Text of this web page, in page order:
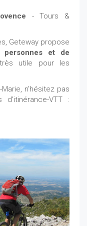
- Tours &
Geteway propose
personnes et de
utile pour les
n'hésitez pas
VTT :